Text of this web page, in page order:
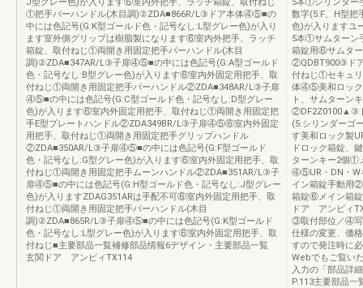
①把手バーハンドル(木目調)②ZDA■866R/L③ドア本体④⑤■の
中には色記号(G:K型ゴールド色・記号なし:L型グレー色)が入り
ます室外側グリップは樹脂製になります⑥室内外把手、ラッチ
箱錠、取付ねじ①両開き用固定把手バーハンドル(木目
調)②ZDA■347AR/L③子扉④⑤■の中には色記号(G:A型ゴールド
色・記号なし:B型グレー色)が入ります⑥室内外固定用把手、取
付ねじ①両開き用固定把手バーハンドル②ZDA■348AR/L③子扉
④⑤■の中には色記号(G:C型ゴールド色・記号なし:D型グレー
色)が入ります⑥室内外固定用把手、取付ねじ①両開き用固定把
手E型プレートハンドル②ZDA349BR/L③子扉④⑤⑥室内外固定
用把手、取付ねじ①両開き用固定把手グリップハンドル
②ZDA■350AR/L③子扉④⑤■の中には色記号(G:F型ゴールド
色・記号なし:G型グレー色)が入ります⑥室内外固定用把手、取
付ねじ①両開き用固定把手ムーンハンドル②ZDA■351AR/L③子
扉④⑤■の中には色記号(G:H型ゴールド色・記号なし:J型グレー
色)が入りますZDAG351ARは手配不可⑥室内外固定用把手、取
付ねじ①両開き用固定把手バーハンドル(木目
調)②ZDA■865R/L③子扉④⑤■の中には色記号(G:K型ゴールド
色・記号なし:L型グレー色)が入ります⑥室内外固定用把手、取
付ねじ■主要部品一覧補修部品情報6デザイン・主要部品一覧
玄関ドア アンビィTX114
数字(5:F、H型把
色)が入りますユ
5本①サムター
箱錠用⑥サムタ
②QDBT900③ド
付ねじ①セキュ
体④⑤美和ロック
ト、サムターン
②DF2Z0100▲③
(5:シリンダーゴ
す美和ロック製
ドロック箱錠、
ターンキー2個①
④⑤UR・DN・W
イン箱錠手動用
箱錠⑥メイン箱
ドア アンビィ
③取付部位／④写
仕様の変更、価
すので発注時に
Webでもご覧い
入力の「部品詳
P.113主要部品